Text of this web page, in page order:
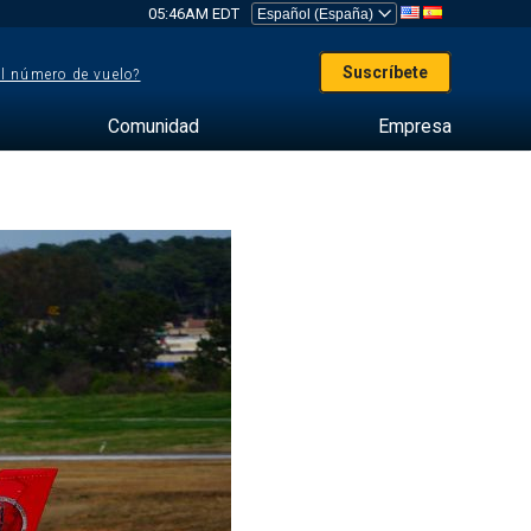
05:46AM EDT
número de vuelo? Suscríbete
Comunidad Empresa